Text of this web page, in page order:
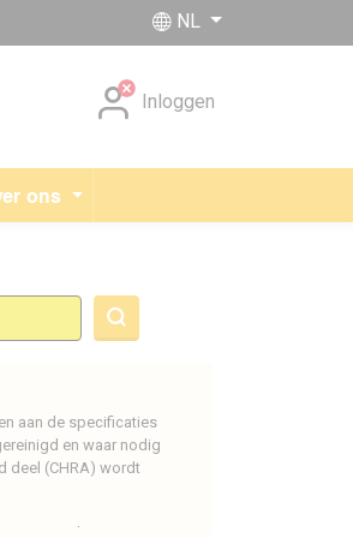
Navigatie overslaan
Inloggen
ons
NL
aan de specificaties
en waar nodig
deel (CHRA) wordt
van moderne motoren